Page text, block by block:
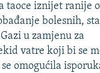
taoce iznijet ranije
bolesnih,
u zamjenu za
vatre koji bi se
omogućila